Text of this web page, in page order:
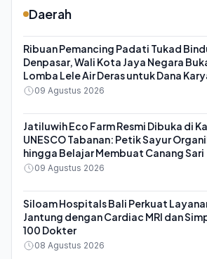
Daerah
Ribuan Pemancing Padati Tukad
Denpasar, Wali Kota Jaya Negara
Lomba Lele Air Deras untuk Dana
Saraswati
09 Agustus 2026
Jatiluwih Eco Farm Resmi Dibuka di
UNESCO Tabanan: Petik Sayur
hingga Belajar Membuat Canang Sari
09 Agustus 2026
Siloam Hospitals Bali Perkuat
Jantung dengan Cardiac MRI dan
100 Dokter
08 Agustus 2026